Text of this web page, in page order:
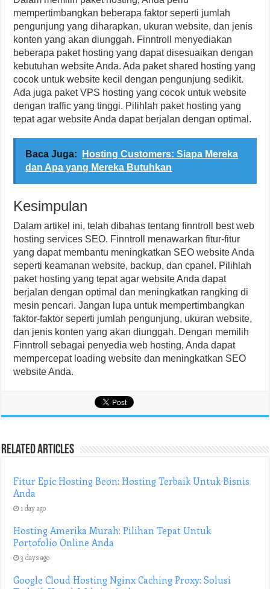
mempertimbangkan beberapa faktor seperti jumlah
pengunjung yang diharapkan, ukuran website, dan jenis
konten yang akan diunggah. Finntroll menyediakan
beberapa paket hosting yang dapat disesuaikan dengan
kebutuhan website Anda. Ada paket shared hosting yang
cocok untuk website kecil dengan pengunjung sedikit.
Ada juga paket VPS hosting yang cocok untuk website
dengan traffic yang tinggi. Pilihlah paket hosting yang
tepat agar website Anda dapat berjalan dengan optimal.
Baca Juga:
Hosting Customers: Siapa Mereka
dan Apa yang Mereka Butuhkan
Kesimpulan
Dalam artikel ini, telah dibahas tentang finntroll best web
hosting services SEO. Finntroll menawarkan fitur-fitur
yang dapat membantu meningkatkan SEO website Anda
seperti keamanan website, backup, dan cpanel. Pilihlah
paket hosting yang tepat agar website Anda dapat
berjalan dengan optimal dan meningkatkan rangking di
mesin pencari. Jangan lupa untuk mempertimbangkan
faktor-faktor seperti jumlah pengunjung, ukuran website,
dan jenis konten yang akan diunggah. Dengan memilih
Finntroll sebagai penyedia web hosting, Anda dapat
mempercepat loading website dan meningkatkan SEO
website Anda.
Related Articles
Fitur Epic Hosting Beon: Hosting Terbaik Untuk Bisnis
Anda
1 day ago
Hosting Amerika Murah: Pilihan Tepat Untuk
Portofolio Online Anda
3 days ago
Google Cloud Hosting Nginx Caching Proxy: Solusi